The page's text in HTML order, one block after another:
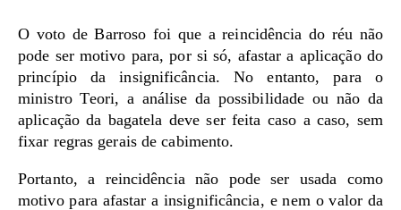
O voto de Barroso foi que a reincidência do réu não
pode ser motivo para, por si só, afastar a aplicação do
princípio da insignificância. No entanto, para o
ministro Teori, a análise da possibilidade ou não da
aplicação da bagatela deve ser feita caso a caso, sem
fixar regras gerais de cabimento.
Portanto, a reincidência não pode ser usada como
motivo para afastar a insignificância, e nem o valor da